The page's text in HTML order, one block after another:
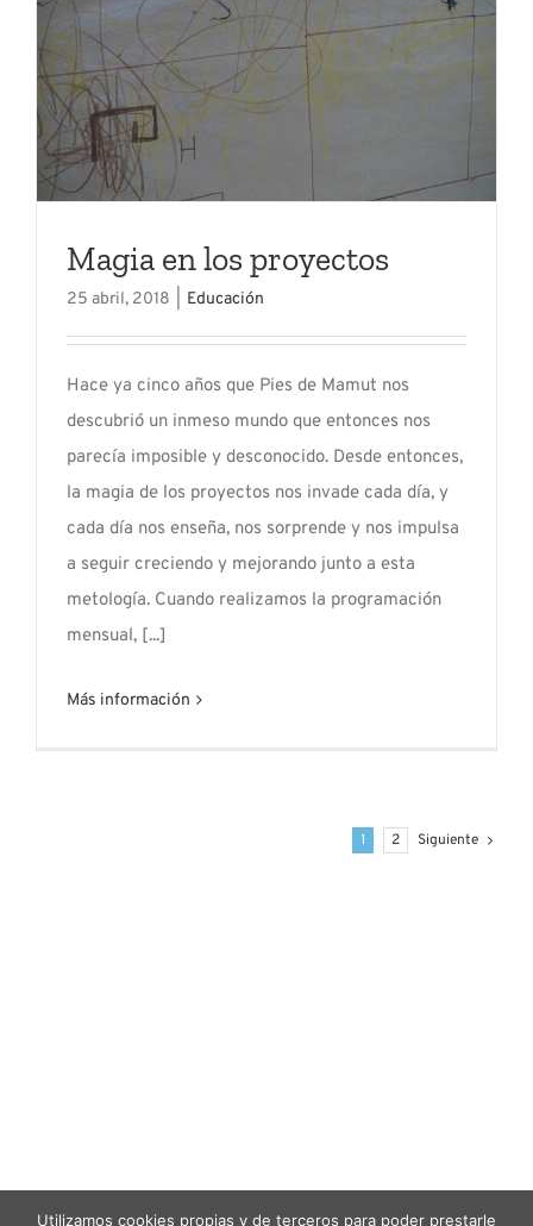
Magia en los proyectos
25 abril, 2018 Educación
Hace ya cinco años que Pies de Mamut nos
descubrió un inmeso mundo que entonces nos
parecía imposible y desconocido. Desde entonces,
la magia de los proyectos nos invade cada día, y
cada día nos enseña, nos sorprende y nos impulsa
a seguir creciendo y mejorando junto a esta
metología. Cuando realizamos la programación
mensual, [...]
Más información
1 2 Siguiente
Utilizamos cookies propias y de terceros para poder prestarle